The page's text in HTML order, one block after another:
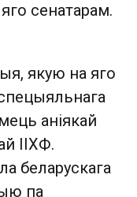
сенатарам.
якую на яго
аніякай
ІІХФ.
беларускага
па